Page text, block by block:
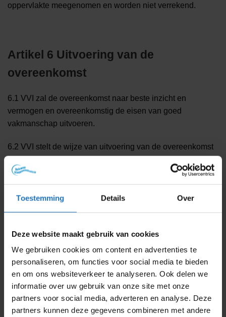
Toestemming Details Over
Deze website maakt gebruik van cookies
We gebruiken cookies om content en advertenties te
personaliseren, om functies voor social media te bieden
en om ons websiteverkeer te analyseren. Ook delen we
informatie over uw gebruik van onze site met onze
partners voor social media, adverteren en analyse. Deze
partners kunnen deze gegevens combineren met andere
oppervlakte meegenomen en worden niet verrekend.
Artikel 6 Uitvoering van de
overeenkomst
6.1 VVI zal de overeenkomst naar beste inzicht en
vermogen en overeenkomstig de eisen van goed
vakmanschap uitvoeren.
6.2 VVI stelt de wijze van uitvoering van de overeenkomst
anders is overeengekomen.
6.3 Indien en voorzover een goede uitvoering van de
en hulpmiddelen, waarvan VVI aangeeft dat deze
noodzakelijk zijn of waarvan de wederpartij redelijkerwijs
behoort te begrijpen dat deze noodzakelijk zijn voor het
uitvoeren van de overeenkomst, tijdig aan VVI worden
verstrekt. Indien de wederpartij hier niet aan voldoet, heeft